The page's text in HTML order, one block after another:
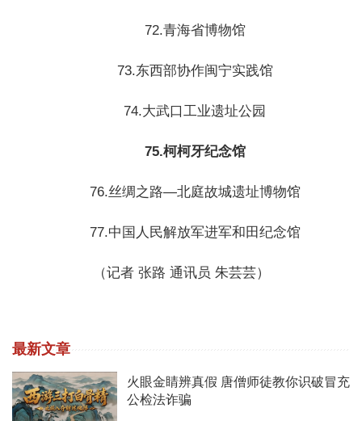
72.青海省博物馆
73.东西部协作闽宁实践馆
74.大武口工业遗址公园
75.柯柯牙纪念馆
76.丝绸之路—北庭故城遗址博物馆
77.中国人民解放军进军和田纪念馆
（记者 张路 通讯员 朱芸芸）
最新文章
火眼金睛辨真假 唐僧师徒教你识破冒充
公检法诈骗